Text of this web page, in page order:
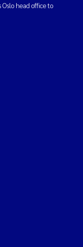
head office to